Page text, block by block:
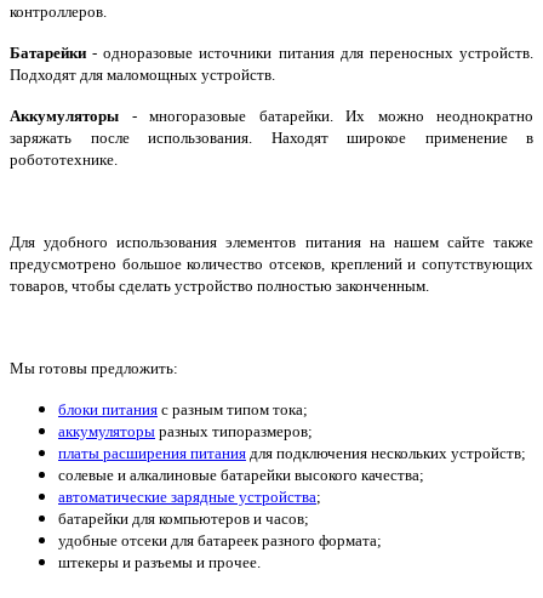
контроллеров.
Батарейки - одноразовые источники питания для переносных устройств.
Подходят для маломощных устройств.
Аккумуляторы - многоразовые батарейки. Их можно неоднократно
заряжать после использования. Находят широкое применение в
робототехнике.
Для удобного использования элементов питания на нашем сайте также
предусмотрено большое количество отсеков, креплений и сопутствующих
товаров, чтобы сделать устройство полностью законченным.
Мы готовы предложить:
блоки питания с разным типом тока;
аккумуляторы разных типоразмеров;
платы расширения питания для подключения нескольких устройств;
солевые и алкалиновые батарейки высокого качества;
автоматические зарядные устройства;
батарейки для компьютеров и часов;
удобные отсеки для батареек разного формата;
штекеры и разъемы и прочее.